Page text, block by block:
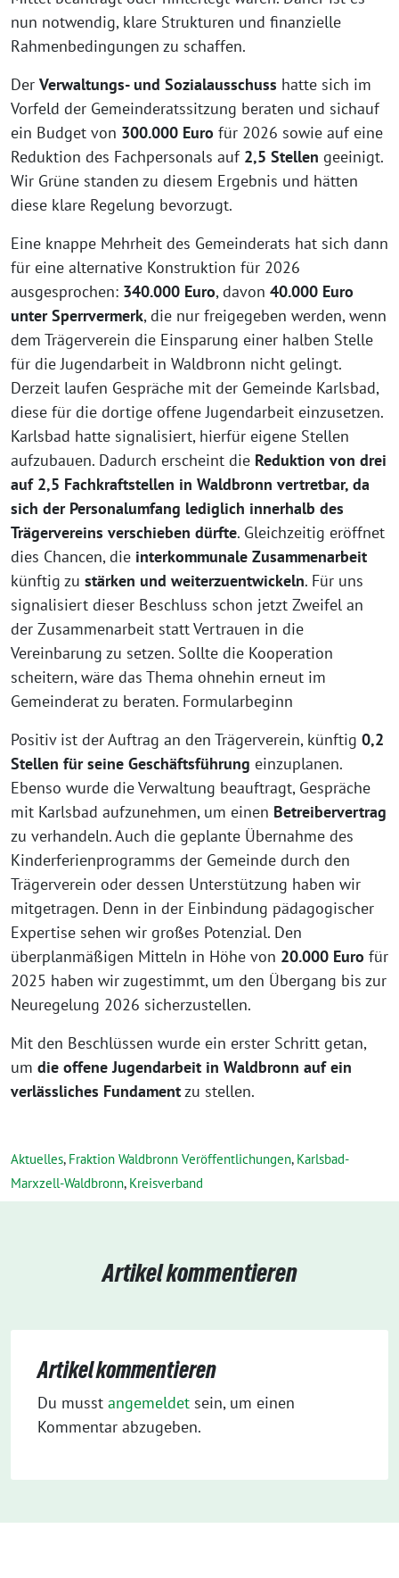
nun notwendig, klare Strukturen und finanzielle
Rahmenbedingungen zu schaffen.
Der Verwaltungs- und Sozialausschuss hatte sich im
Vorfeld der Gemeinderatssitzung beraten und sichauf
ein Budget von 300.000 Euro für 2026 sowie auf eine
Reduktion des Fachpersonals auf 2,5 Stellen geeinigt.
Wir Grüne standen zu diesem Ergebnis und hätten
diese klare Regelung bevorzugt.
Eine knappe Mehrheit des Gemeinderats hat sich dann
für eine alternative Konstruktion für 2026
ausgesprochen: 340.000 Euro, davon 40.000 Euro
unter Sperrvermerk, die nur freigegeben werden, wenn
dem Trägerverein die Einsparung einer halben Stelle
für die Jugendarbeit in Waldbronn nicht gelingt.
Derzeit laufen Gespräche mit der Gemeinde Karlsbad,
diese für die dortige offene Jugendarbeit einzusetzen.
Karlsbad hatte signalisiert, hierfür eigene Stellen
aufzubauen. Dadurch erscheint die Reduktion von drei
auf 2,5 Fachkraftstellen in Waldbronn vertretbar, da
sich der Personalumfang lediglich innerhalb des
Trägervereins verschieben dürfte. Gleichzeitig eröffnet
dies Chancen, die interkommunale Zusammenarbeit
künftig zu stärken und weiterzuentwickeln. Für uns
signalisiert dieser Beschluss schon jetzt Zweifel an
der Zusammenarbeit statt Vertrauen in die
Vereinbarung zu setzen. Sollte die Kooperation
scheitern, wäre das Thema ohnehin erneut im
Gemeinderat zu beraten. Formularbeginn
Positiv ist der Auftrag an den Trägerverein, künftig 0,2
Stellen für seine Geschäftsführung einzuplanen.
Ebenso wurde die Verwaltung beauftragt, Gespräche
mit Karlsbad aufzunehmen, um einen Betreibervertrag
zu verhandeln. Auch die geplante Übernahme des
Kinderferienprogramms der Gemeinde durch den
Trägerverein oder dessen Unterstützung haben wir
mitgetragen. Denn in der Einbindung pädagogischer
Expertise sehen wir großes Potenzial. Den
überplanmäßigen Mitteln in Höhe von 20.000 Euro für
2025 haben wir zugestimmt, um den Übergang bis zur
Neuregelung 2026 sicherzustellen.
Mit den Beschlüssen wurde ein erster Schritt getan,
um die offene Jugendarbeit in Waldbronn auf ein
verlässliches Fundamentzu stellen.
Aktuelles, Fraktion Waldbronn Veröffentlichungen, Karlsbad-
Marxzell-Waldbronn, Kreisverband
Artikel kommentieren
Artikel kommentieren
Du musst angemeldet sein, um einen
Kommentar abzugeben.